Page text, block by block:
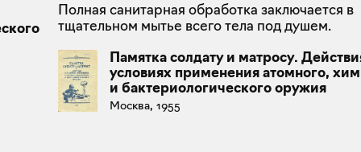
Полная санитарная обработка заключается в
тщательном мытье всего тела под душем.
Памятка солдату и матросу.
условиях применения атомного,
и бактериологического оружия
Москва, 1955